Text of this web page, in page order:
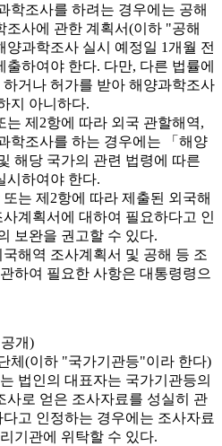
학조사를 하려는 경우에는 공해
조사에 관한 계획서(이하 "공해
과학조사 실시 예정일 1개월 전
하여야 한다. 다만, 다른 법률에
거나 허가를 받아 해양과학조사
지 아니하다.
제2항에 따라 외국 관할해역,
학조사를 하는 경우에는 「해양
해당 국가의 관련 법령에 따른
시하여야 한다.
는 제2항에 따라 제출된 외국해
계획서에 대하여 필요하다고 인
보완을 권고할 수 있다.
해역 조사계획서 및 공해 등 조
하여 필요한 사항은 대통령령으
개)
체(이하 "국가기관등"이라 한다)
법인의 대표자는 국가기관등의
사로 얻은 조사자료를 성실히 관
고 인정하는 경우에는 조사자료
기관에 위탁할 수 있다.